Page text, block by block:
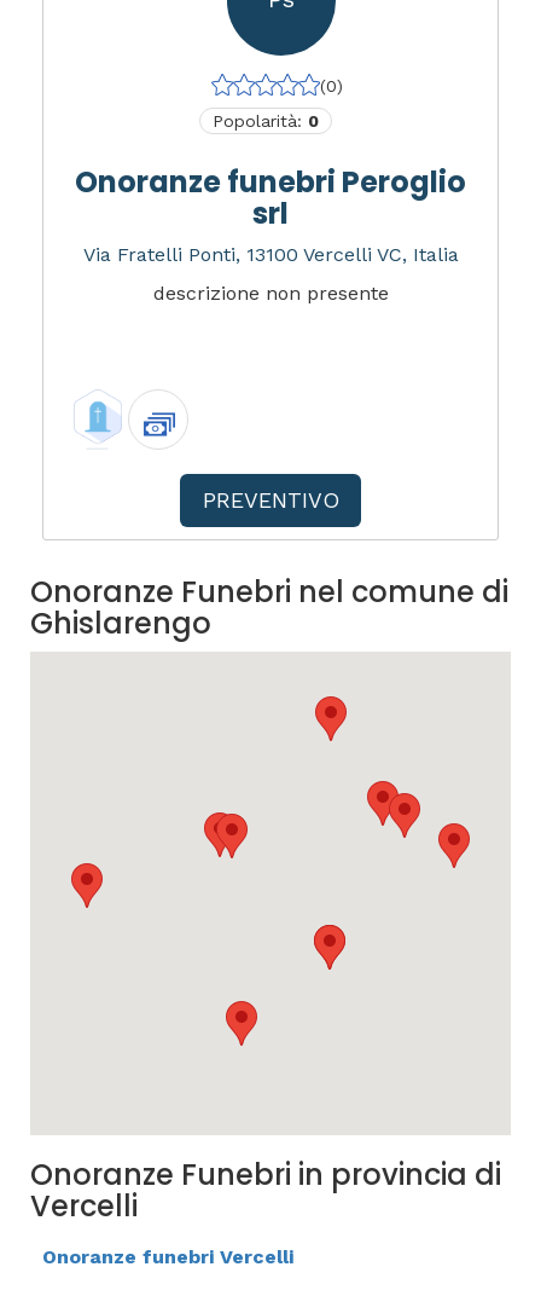
(0)
Popolarità: 0
Onoranze funebri Peroglio
srl
Via Fratelli Ponti, 13100 Vercelli VC, Italia
descrizione non presente
PREVENTIVO
Onoranze Funebri nel comune di
Ghislarengo
Onoranze Funebri in provincia di
Vercelli
Onoranze funebri Vercelli